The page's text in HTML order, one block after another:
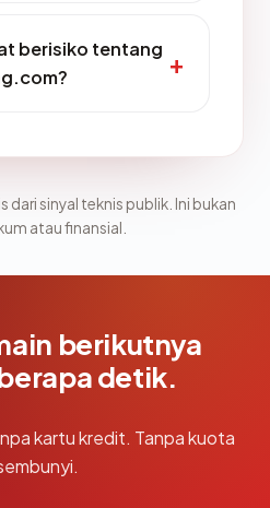
berisiko tentang
sinyal teknis publik. Ini bukan
atau finansial.
berikutnya
detik.
kartu kredit. Tanpa kuota